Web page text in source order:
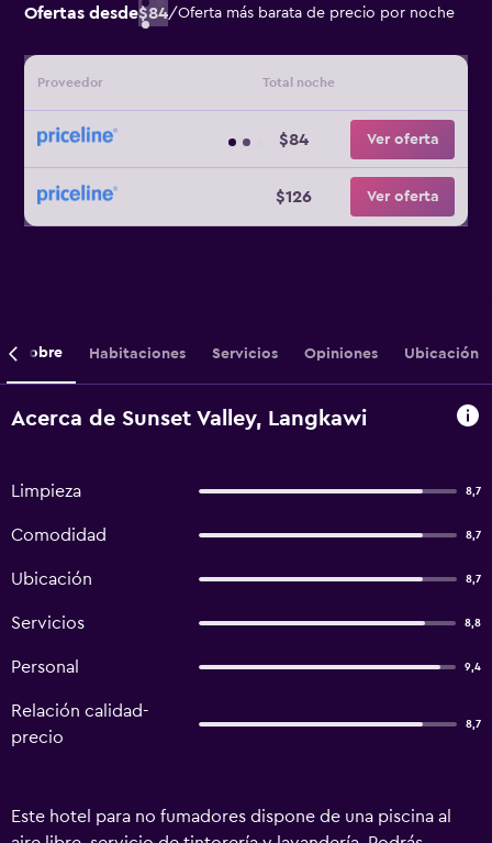
Ofertas desde$84/Oferta más barata de precio por noche
Proveedor Total noche
$84 Ver oferta
$126 Ver oferta
Sobre Habitaciones Servicios Opiniones Ubicación
Acerca de Sunset Valley, Langkawi
Limpieza 8,7
Comodidad 8,7
Ubicación 8,7
Servicios 8,8
Personal 9,4
Relación calidad-
precio
8,7
Este hotel para no fumadores dispone de una piscina al